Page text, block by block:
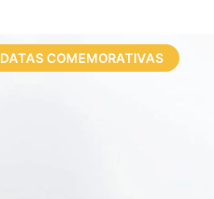
DATAS COMEMORATIVAS